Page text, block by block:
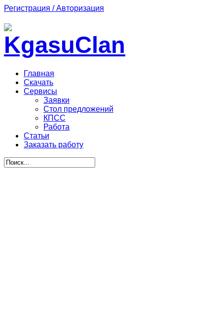
Регистрация / Авторизация
Главная
Скачать
Сервисы
Заявки
Стол предложений
КПСС
Работа
Статьи
Заказать работу